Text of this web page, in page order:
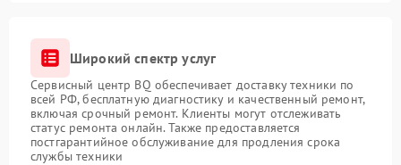
Широкий спектр услуг
Сервисный центр BQ обеспечивает доставку техники по
всей РФ, бесплатную диагностику и качественный ремонт,
включая срочный ремонт. Клиенты могут отслеживать
статус ремонта онлайн. Также предоставляется
постгарантийное обслуживание для продления срока
службы техники